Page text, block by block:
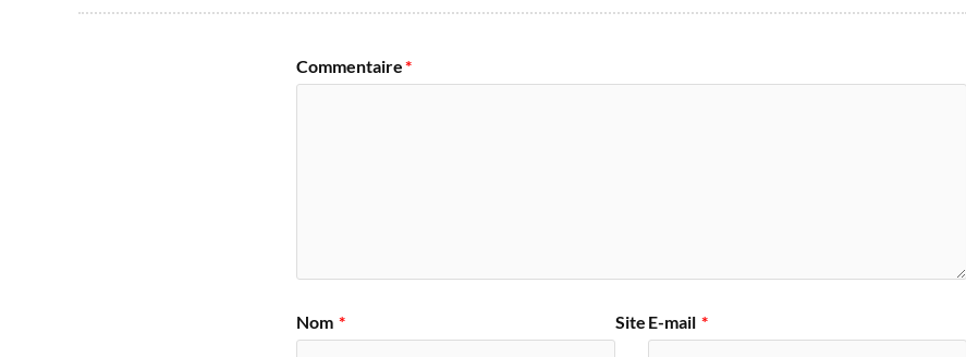
Commentaire*
Nom * E-mail *
Site